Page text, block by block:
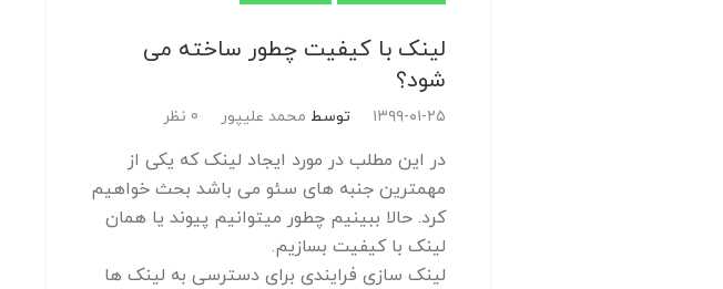
لینک با کیفیت چطور ساخته می
شود؟
۱۳۹۹-۰۱-۲۵ توسط محمد علیپور 0 نظر
در این مطلب در مورد ایجاد لینک که یکی از
مهمترین جنبه های سئو می باشد بحث خواهیم
کرد. حالا ببینیم چطور میتوانیم پیوند یا همان
لینک با کیفیت بسازیم.
لینک سازی فرایندی برای دسترسی به لینک ها